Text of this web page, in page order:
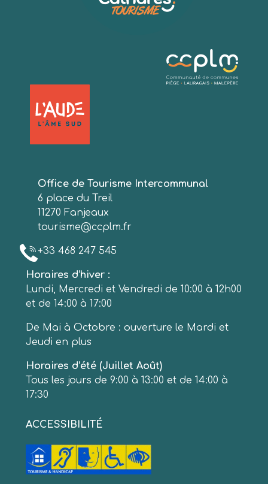
Office de Tourisme Intercommunal
6 place du Treil
11270 Fanjeaux
tourisme@ccplm.fr
+33 468 247 545
Horaires d’hiver :
Lundi, Mercredi et Vendredi de 10:00 à 12h00
et de 14:00 à 17:00
De Mai à Octobre : ouverture le Mardi et
Jeudi en plus
Horaires d’été (Juillet Août)
Tous les jours de 9:00 à 13:00 et de 14:00 à
17:30
ACCESSIBILITÉ